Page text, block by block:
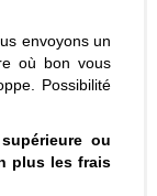
envoyons un
où bon vous
Possibilité
ou
plus les frais